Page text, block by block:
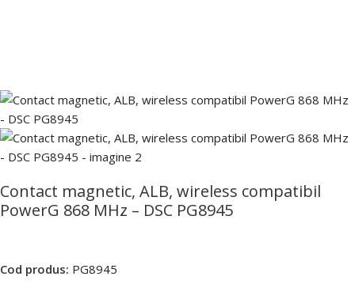
Contact magnetic, ALB, wireless compatibil
PowerG 868 MHz – DSC PG8945
Cod produs: PG8945